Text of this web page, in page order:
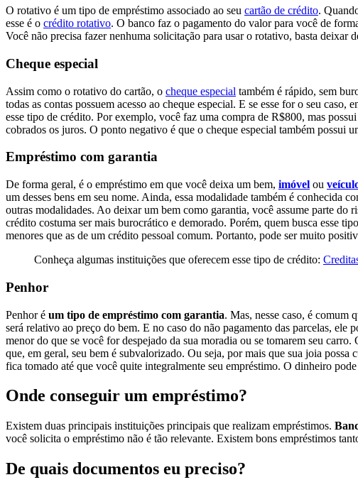
O rotativo é um tipo de empréstimo associado ao seu cartão de crédito.
esse é o crédito rotativo. O banco faz o pagamento do valor para você de
Você não precisa fazer nenhuma solicitação para usar o rotativo, basta deixar
Cheque especial
Assim como o rotativo do cartão, o cheque especial também é rápido, sem
todas as contas possuem acesso ao cheque especial. E se esse for o seu
esse tipo de crédito. Por exemplo, você faz uma compra de R$800, mas
cobrados os juros. O ponto negativo é que o cheque especial também possui
Empréstimo com garantia
De forma geral, é o empréstimo em que você deixa um bem, imóvel ou
um desses bens em seu nome. Ainda, essa modalidade também é conhecida
outras modalidades. Ao deixar um bem como garantia, você assume parte do
crédito costuma ser mais burocrático e demorado. Porém, quem busca esse
menores que as de um crédito pessoal comum. Portanto, pode ser muito
Conheça algumas instituições que oferecem esse tipo de crédito:
Penhor
Penhor é um tipo de empréstimo com garantia. Mas, nesse caso, é comum
será relativo ao preço do bem. E no caso do não pagamento das parcelas,
menor do que se você for despejado da sua moradia ou se tomarem seu
que, em geral, seu bem é subvalorizado. Ou seja, por mais que sua joia
fica tomado até que você quite integralmente seu empréstimo. O dinheiro
Onde conseguir um empréstimo?
Existem duas principais instituições principais que realizam empréstimos.
você solicita o empréstimo não é tão relevante. Existem bons empréstimos
De quais documentos eu preciso?